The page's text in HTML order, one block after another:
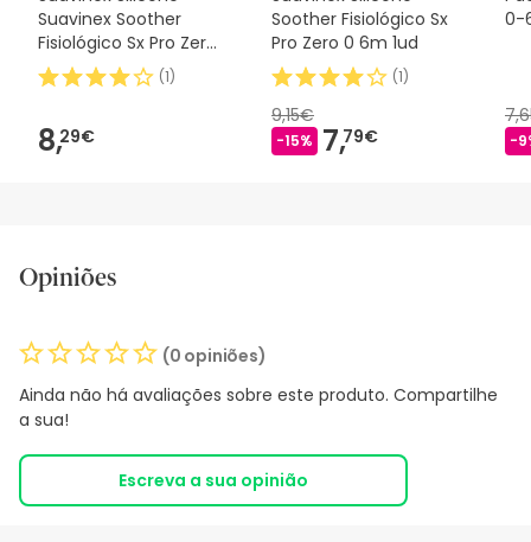
Suavinex Soother
Fisiológico Sx Pro Zero
2m 1 peça
(1)
8,29€
Soother Fisiológico Sx
Pro Zero 0 6m 1ud
(1)
9,15€
-15% 7,79€
0-
-
Opiniões
(0 opiniões)
Ainda não há avaliações sobre este produto. Compartilhe
a sua!
Escreva a sua opinião